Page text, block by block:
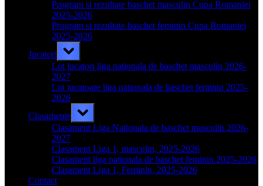
menu
Program si rezultate baschet masculin Cupa Romaniei
2025-2026
Program si rezultate baschet feminin Cupa Romaniei
2025-2026
Jucatori
Toggle
sub-
menu
Lot jucatori liga nationala de baschet masculin 2026-
2027
Lot jucatoare liga nationala de baschet feminin 2025-
2026
Clasamente
Toggle
sub-
menu
Clasament Liga Nationala de baschet masculin 2026-
2027
Clasament Liga 1, masculin, 2025-2026
Clasament liga nationala de baschet feminin 2025-2026
Clasament Liga 1, Feminin, 2025-2026
Contact